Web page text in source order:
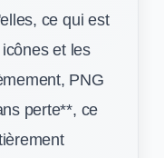
ce qui est
et les
PNG
perte**, ce